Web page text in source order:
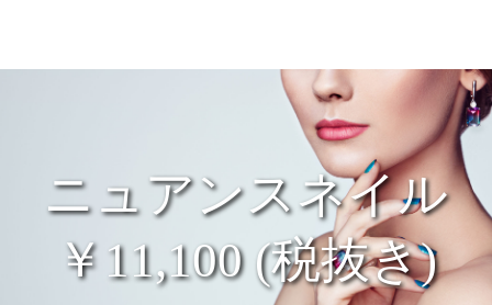
ニュアンスネイル
￥11,100 (税抜き)